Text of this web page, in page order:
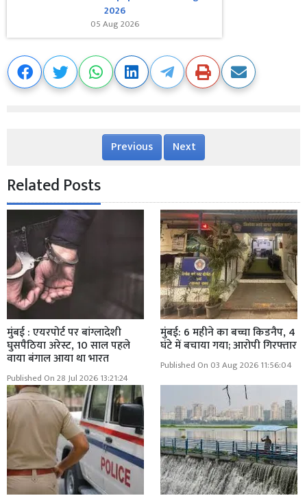
2026
05 Aug 2026
Previous Next
Related Posts
मुंबई : एयरपोर्ट पर बांग्लादेशी
घुसपैठिया अरेस्ट, 10 साल पहले
वाया बंगाल आया था भारत
Published On 28 Jul 2026 13:21:24
मुंबई: 6 महीने का बच्चा किडनैप, 4
घंटे में बचाया गया; आरोपी गिरफ्तार
Published On 03 Aug 2026 11:56:04